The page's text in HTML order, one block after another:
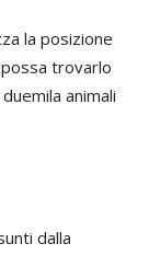
la posizione
possa trovarlo
animali
dalla